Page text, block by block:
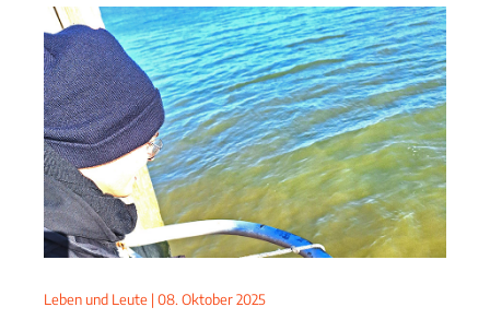
Leben und Leute | 08. Oktober 2025